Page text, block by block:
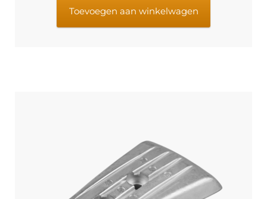
€12,95. €10,95.
Toevoegen aan winkelwagen